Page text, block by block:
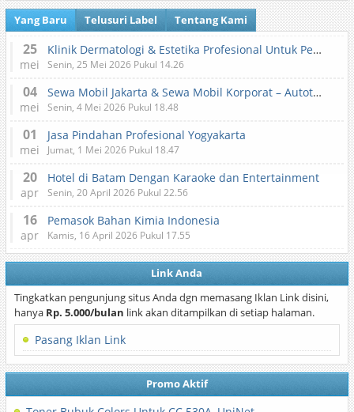
Yang Baru Telusuri Label Tentang Kami
25
mei
Klinik Dermatologi & Estetika Profesional Untuk Perawatan Kulit dan Kecantikan
Senin, 25 Mei 2026 Pukul 14.26
04
mei
Sewa Mobil Jakarta & Sewa Mobil Korporat – Autotranz Indonesia
Senin, 4 Mei 2026 Pukul 18.48
01
mei
Jasa Pindahan Profesional Yogyakarta
Jumat, 1 Mei 2026 Pukul 18.47
20
apr
Hotel di Batam Dengan Karaoke dan Entertainment
Senin, 20 April 2026 Pukul 22.56
16
apr
Pemasok Bahan Kimia Indonesia
Kamis, 16 April 2026 Pukul 17.55
Link Anda
Tingkatkan pengunjung situs Anda dgn memasang Iklan Link disini,
hanya Rp. 5.000/bulan link akan ditampilkan di setiap halaman.
Pasang Iklan Link
Promo Aktif